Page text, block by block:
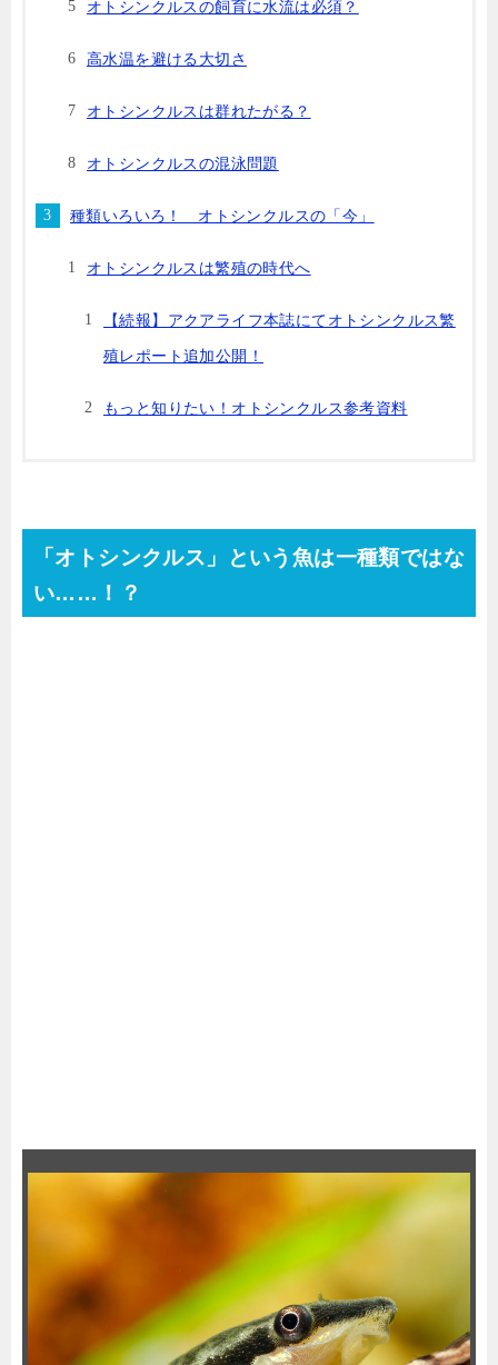
オトシンクルスの飼育に水流は必須？
高水温を避ける大切さ
オトシンクルスは群れたがる？
オトシンクルスの混泳問題
種類いろいろ！ オトシンクルスの「今」
オトシンクルスは繁殖の時代へ
【続報】アクアライフ本誌にてオトシンクルス繁
殖レポート追加公開！
もっと知りたい！オトシンクルス参考資料
「オトシンクルス」という魚は一種類ではな
い……！？